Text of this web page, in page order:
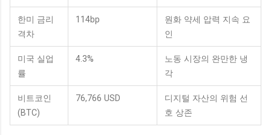
한미 금리
격차
114bp
원화 약세 압력 지속 요
인
미국 실업
률
4.3%
노동 시장의 완만한 냉
각
비트코인
(BTC)
76,766 USD
디지털 자산의 위험 선
호 상존